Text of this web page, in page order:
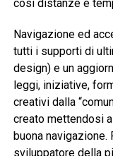
così distanze e
Navigazione ed
tutti i supporti di
design) e un
leggi, iniziative,
creativi dalla
creato mettendosi
buona
sviluppatore della